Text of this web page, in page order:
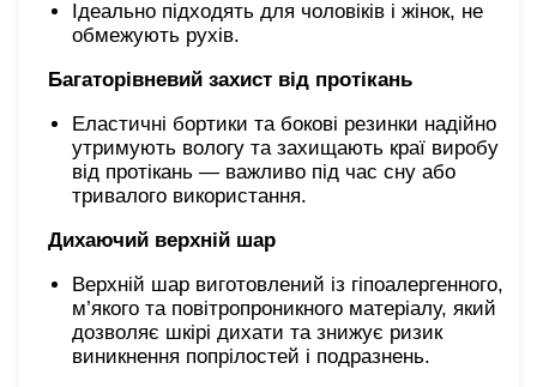
Ідеально підходять для чоловіків і жінок, не
обмежують рухів.
Багаторівневий захист від протікань
Еластичні бортики та бокові резинки надійно
утримують вологу та захищають краї виробу
від протікань — важливо під час сну або
тривалого використання.
Дихаючий верхній шар
Верхній шар виготовлений із гіпоалергенного,
м’якого та повітропроникного матеріалу, який
дозволяє шкірі дихати та знижує ризик
виникнення попрілостей і подразнень.